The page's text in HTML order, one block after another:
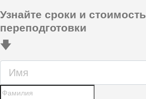
Узнайте сроки и стоимость
переподготовки
🡇